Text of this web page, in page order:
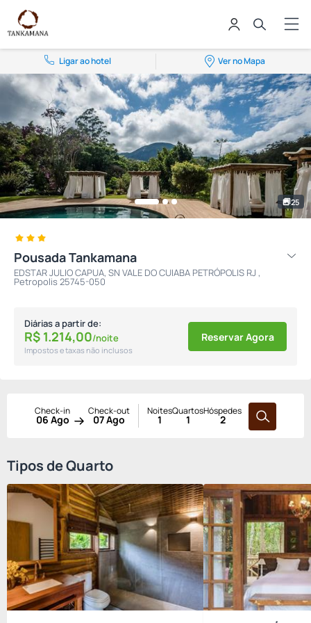
Ligar ao hotel Ver no Mapa
25
Pousada Tankamana
EDSTAR JULIO CAPUA, SN VALE DO CUIABA PETRÓPOLIS RJ ,
Petropolis 25745-050
Diárias a partir de:
R$ 1.214,00/noite
Impostos e taxas não inclusos
Reservar Agora
Check-in
06 Ago
Check-out
07 Ago
Noites
1
Quartos
1
Hóspedes
2
Tipos de Quarto